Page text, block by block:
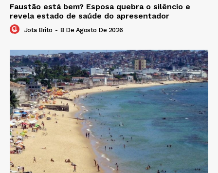
Faustão está bem? Esposa quebra o silêncio e
revela estado de saúde do apresentador
Jota Brito - 8 De Agosto De 2026